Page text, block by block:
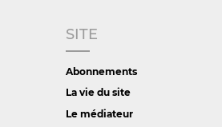
SITE
Abonnements
La vie du site
Le médiateur